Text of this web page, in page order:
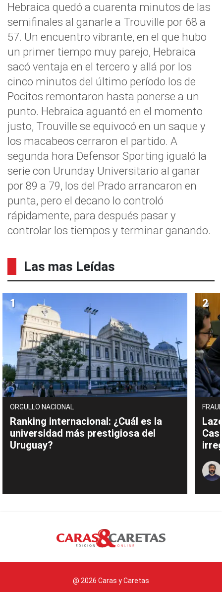
Hebraica quedó a cuarenta minutos de las
semifinales al ganarle a Trouville por 68 a
57. Un encuentro vibrante, en el que hubo
un primer tiempo muy parejo, Hebraica
sacó ventaja en el tercero y allá por los
cinco minutos del último período los de
Pocitos remontaron hasta ponerse a un
punto. Hebraica aguantó en el momento
justo, Trouville se equivocó en un saque y
los macabeos cerraron el partido. A
segunda hora Defensor Sporting igualó la
serie con Urunday Universitario al ganar
por 89 a 79, los del Prado arrancaron en
punta, pero el decano lo controló
rápidamente, para después pasar y
controlar los tiempos y terminar ganando.
Las mas Leídas
ORGULLO NACIONAL
Ranking internacional: ¿Cuál es la
universidad más prestigiosa del
Uruguay?
@ 2026 Caras y Caretas